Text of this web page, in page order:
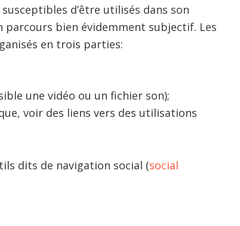
susceptibles d’être utilisés dans son
parcours bien évidemment subjectif. Les
en trois parties:
une vidéo ou un fichier son);
voir des liens vers des utilisations
dits de navigation social (social